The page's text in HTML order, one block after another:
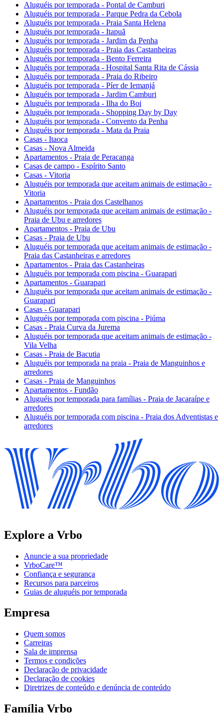
Aluguéis por temporada - Pontal de Camburi
Aluguéis por temporada - Parque Pedra da Cebola
Aluguéis por temporada - Praia Santa Helena
Aluguéis por temporada - Itapuã
Aluguéis por temporada - Jardim da Penha
Aluguéis por temporada - Praia das Castanheiras
Aluguéis por temporada - Bento Ferreira
Aluguéis por temporada - Hospital Santa Rita de Cássia
Aluguéis por temporada - Praia do Ribeiro
Aluguéis por temporada - Píer de Iemanjá
Aluguéis por temporada - Jardim Camburi
Aluguéis por temporada - Ilha do Boi
Aluguéis por temporada - Shopping Day by Day
Aluguéis por temporada - Convento da Penha
Aluguéis por temporada - Mata da Praia
Casas - Itaoca
Casas - Nova Almeida
Apartamentos - Praia de Peracanga
Casas de campo - Espírito Santo
Casas - Vitoria
Aluguéis por temporada que aceitam animais de estimação -
Vitoria
Apartamentos - Praia dos Castelhanos
Aluguéis por temporada que aceitam animais de estimação -
Praia de Ubu e arredores
Apartamentos - Praia de Ubu
Casas - Praia de Ubu
Aluguéis por temporada que aceitam animais de estimação -
Praia das Castanheiras e arredores
Apartamentos - Praia das Castanheiras
Aluguéis por temporada com piscina - Guarapari
Apartamentos - Guarapari
Aluguéis por temporada que aceitam animais de estimação -
Guarapari
Casas - Guarapari
Aluguéis por temporada com piscina - Piúma
Casas - Praia Curva da Jurema
Aluguéis por temporada que aceitam animais de estimação -
Vila Velha
Casas - Praia de Bacutia
Aluguéis por temporada na praia - Praia de Manguinhos e
arredores
Casas - Praia de Manguinhos
Apartamentos - Fundão
Aluguéis por temporada para famílias - Praia de Jacaraípe e
arredores
Aluguéis por temporada com piscina - Praia dos Adventistas e
arredores
Explore a Vrbo
Anuncie a sua propriedade
VrboCare™
Confiança e segurança
Recursos para parceiros
Guias de aluguéis por temporada
Empresa
Quem somos
Carreiras
Sala de imprensa
Termos e condições
Declaração de privacidade
Declaração de cookies
Diretrizes de conteúdo e denúncia de conteúdo
Família Vrbo